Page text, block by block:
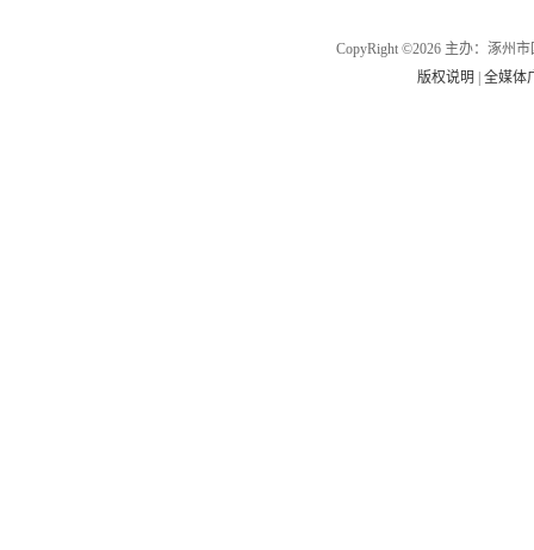
CopyRight ©2026 主办：涿州
版权说明
|全媒体